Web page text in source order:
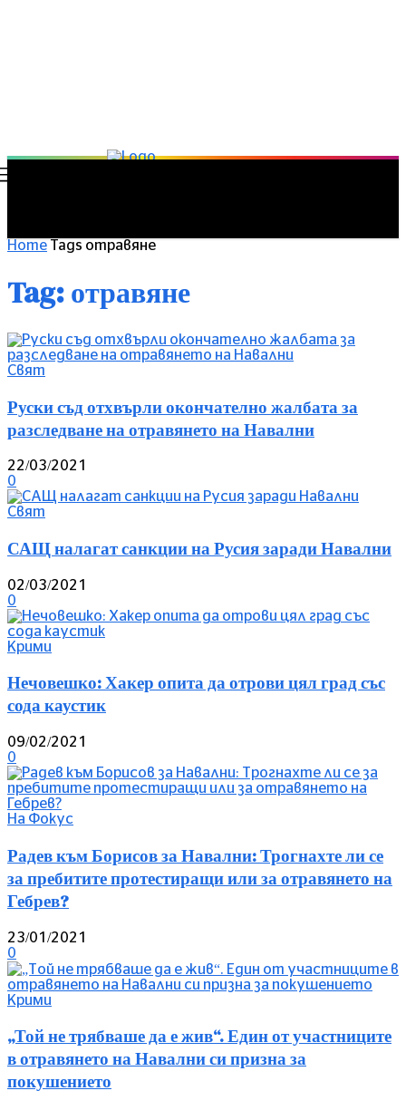
Home Tags отравяне
Tag: отравяне
Свят
Руски съд отхвърли окончателно жалбата за
разследване на отравянето на Навални
22/03/2021
0
Свят
САЩ налагат санкции на Русия заради Навални
02/03/2021
0
Крими
Нечовешко: Хакер опита да отрови цял град със
сода каустик
09/02/2021
0
На Фокус
Радев към Борисов за Навални: Трогнахте ли се
за пребитите протестиращи или за отравянето на
Гебрев?
23/01/2021
0
Крими
„Той не трябваше да е жив“. Един от участниците
в отравянето на Навални си призна за
покушението